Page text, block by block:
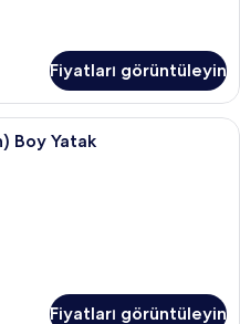
Fiyatları görüntüleyin
Standard Oda, 2 Büyük (Queen) Boy
Boy Yatak
Fiyatları görüntüleyin